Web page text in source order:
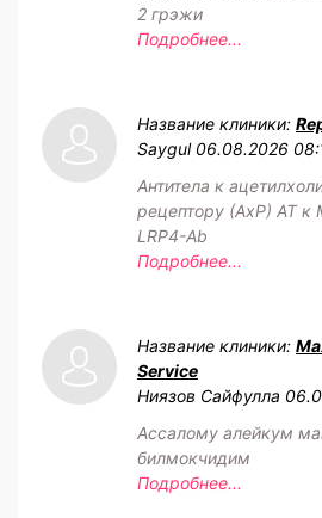
2 грэжи
Подробнее...
Название клиники:
Saygul 06.08.2026
Антитела к
рецептору (АхР) АТ к
LRP4-Ab
Подробнее...
Название клиники:
Service
Ниязов Сайфулла
Ассалому алейкум
билмокчидим
Подробнее...